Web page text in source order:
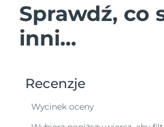
Sprawdź, co
inni...